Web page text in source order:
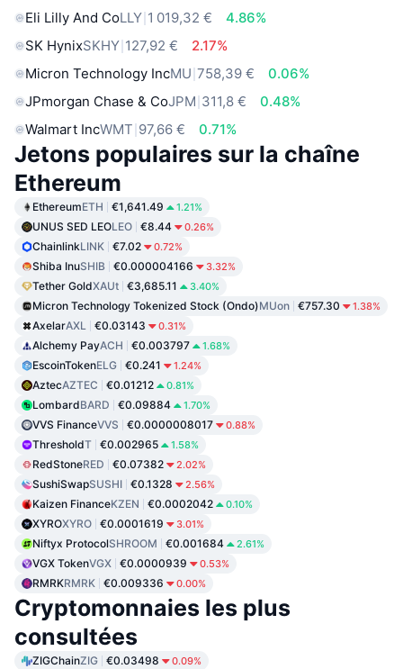
Eli Lilly And CoLLY 1 019,32 €
4.86%
SK HynixSKHY 127,92 €
2.17%
Micron Technology IncMU 758,39 €
0.06%
JPmorgan Chase & CoJPM 311,8 €
0.48%
Walmart IncWMT 97,66 € 0.71%
Jetons populaires sur la chaîne
Ethereum
EthereumETH €1,641.49 1.21%
UNUS SED LEOLEO €8.44 0.26%
ChainlinkLINK €7.02 0.72%
Shiba InuSHIB €0.000004166 3.32%
Tether GoldXAUt €3,685.11 3.40%
Micron Technology Tokenized Stock (Ondo)MUon €757.30 1.38%
AxelarAXL €0.03143 0.31%
Alchemy PayACH €0.003797 1.68%
EscoinTokenELG €0.241 1.24%
AztecAZTEC €0.01212 0.81%
LombardBARD €0.09884 1.70%
VVS FinanceVVS €0.0000008017 0.88%
ThresholdT €0.002965 1.58%
RedStoneRED €0.07382 2.02%
SushiSwapSUSHI €0.1328 2.56%
Kaizen FinanceKZEN €0.0002042 0.10%
XYROXYRO €0.0001619 3.01%
Niftyx ProtocolSHROOM €0.001684 2.61%
VGX TokenVGX €0.0000939 0.53%
RMRKRMRK €0.009336 0.00%
Cryptomonnaies les plus
consultées
ZIGChainZIG €0.03498 0.09%